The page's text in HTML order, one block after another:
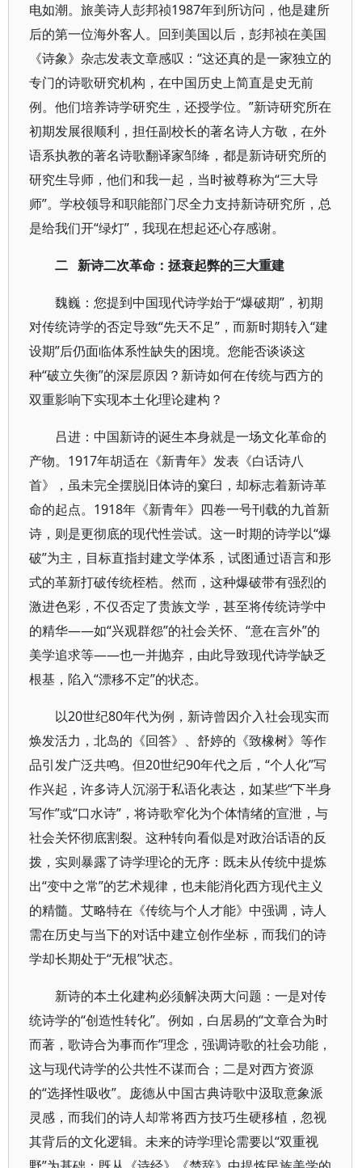
电如潮。旅美诗人彭邦祯1987年到所访问，他是建所
后的第一位海外客人。回到美国以后，彭邦祯在美国
《诗象》杂志发表文章感叹：“这还真的是一家独立的
专门的诗歌研究机构，在中国历史上简直是史无前
例。他们培养诗学研究生，还授学位。”新诗研究所在
初期发展很顺利，担任副校长的著名诗人方敬，在外
语系执教的著名诗歌翻译家邹绛，都是新诗研究所的
研究生导师，他们和我一起，当时被尊称为“三大导
师”。学校领导和职能部门尽全力支持新诗研究所，总
是给我们开“绿灯”，我现在想起还心存感谢。
二 新诗二次革命：拯衰起弊的三大重建
魏巍：您提到中国现代诗学始于“爆破期”，初期
对传统诗学的否定导致“先天不足”，而新时期转入“建
设期”后仍面临体系性缺失的困境。您能否谈谈这
种“破立失衡”的深层原因？新诗如何在传统与西方的
双重影响下实现本土化理论建构？
吕进：中国新诗的诞生本身就是一场文化革命的
产物。1917年胡适在《新青年》发表《白话诗八
首》，虽未完全摆脱旧体诗的窠臼，却标志着新诗革
命的起点。1918年《新青年》四卷一号刊载的九首新
诗，则是更彻底的现代性尝试。这一时期的诗学以“爆
破”为主，目标直指封建文学体系，试图通过语言和形
式的革新打破传统桎梏。然而，这种爆破带有强烈的
激进色彩，不仅否定了贵族文学，甚至将传统诗学中
的精华——如“兴观群怨”的社会关怀、“意在言外”的
美学追求等——也一并抛弃，由此导致现代诗学缺乏
根基，陷入“漂移不定”的状态。
以20世纪80年代为例，新诗曾因介入社会现实而
焕发活力，北岛的《回答》、舒婷的《致橡树》等作
品引发广泛共鸣。但20世纪90年代之后，“个人化”写
作兴起，许多诗人沉溺于私语化表达，如某些“下半身
写作”或“口水诗”，将诗歌窄化为个体情绪的宣泄，与
社会关怀彻底割裂。这种转向看似是对政治话语的反
拨，实则暴露了诗学理论的无序：既未从传统中提炼
出“变中之常”的艺术规律，也未能消化西方现代主义
的精髓。艾略特在《传统与个人才能》中强调，诗人
需在历史与当下的对话中建立创作坐标，而我们的诗
学却长期处于“无根”状态。
新诗的本土化建构必须解决两大问题：一是对传
统诗学的“创造性转化”。例如，白居易的“文章合为时
而著，歌诗合为事而作”理念，强调诗歌的社会功能，
这与现代诗学的公共性不谋而合；二是对西方资源
的“选择性吸收”。庞德从中国古典诗歌中汲取意象派
灵感，而我们的诗人却常将西方技巧生硬移植，忽视
其背后的文化逻辑。未来的诗学理论需要以“双重视